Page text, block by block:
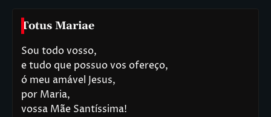
Totus Mariae
Sou todo vosso,
e tudo que possuo vos ofereço,
ó meu amável Jesus,
por Maria,
vossa Mãe Santíssima!